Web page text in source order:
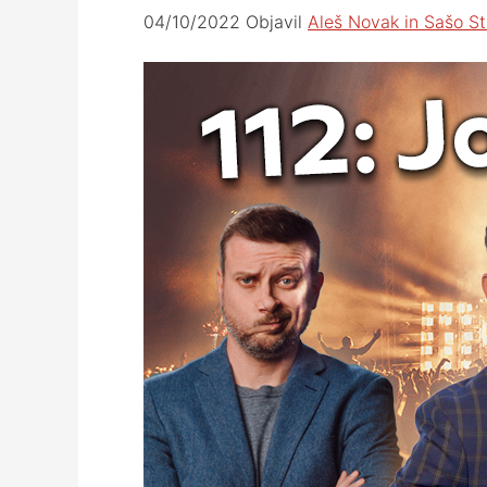
04/10/2022 Objavil Aleš Novak in Sašo